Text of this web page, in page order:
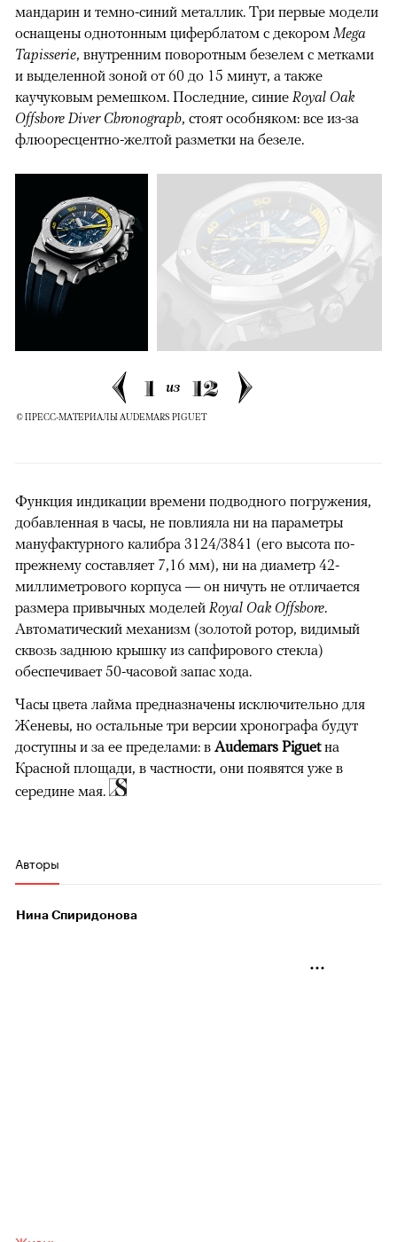
мандарин и темно-синий металлик. Три первые модели
оснащены однотонным циферблатом с декором Mega
Tapisserie, внутренним поворотным безелем с метками
и выделенной зоной от 60 до 15 минут, а также
каучуковым ремешком. Последние, синие Royal Oak
Offshore Diver Chronograph, стоят особняком: все из-за
флюоресцентно-желтой разметки на безеле.
1 из 12
© ПРЕСС-МАТЕРИАЛЫ AUDEMARS PIGUET
Функция индикации времени подводного погружения,
добавленная в часы, не повлияла ни на параметры
мануфактурного калибра 3124/3841 (его высота по-
прежнему составляет 7,16 мм), ни на диаметр 42-
миллиметрового корпуса — он ничуть не отличается
размера привычных моделей Royal Oak Offshore.
Автоматический механизм (золотой ротор, видимый
сквозь заднюю крышку из сапфирового стекла)
обеспечивает 50-часовой запас хода.
Часы цвета лайма предназначены исключительно для
Женевы, но остальные три версии хронографа будут
доступны и за ее пределами: в Audemars Piguetна
Красной площади, в частности, они появятся уже в
середине мая.
Авторы
Нина Спиридонова